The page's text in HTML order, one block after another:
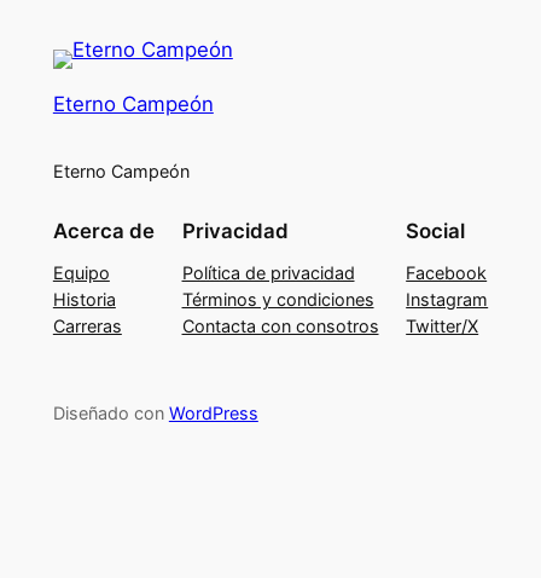
Eterno Campeón
Eterno Campeón
Acerca de
Equipo
Historia
Carreras
Privacidad
Política de privacidad
Términos y condiciones
Contacta con consotros
Social
Facebook
Instagram
Twitter/X
Diseñado con WordPress